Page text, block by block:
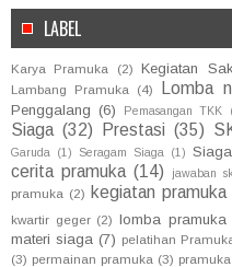
LABEL
Karya Pramuka (2) Kegiatan
Lambang Pramuka (4) Lomba
Penggalang (6) Pemasangan TKK
Siaga (32) Prestasi (35)
Garuda
(1) Seragam Siaga (1)
cerita pramuka (14) jawaban
pramuka (2) kegiatan pramuka
kwartir geger (2) lomba pramuka
materi siaga (7) pelatihan
(3) permainan pramuka (3)